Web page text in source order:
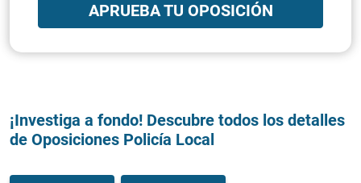
APRUEBA TU OPOSICIÓN
¡Investiga a fondo! Descubre todos los detalles
de Oposiciones Policía Local